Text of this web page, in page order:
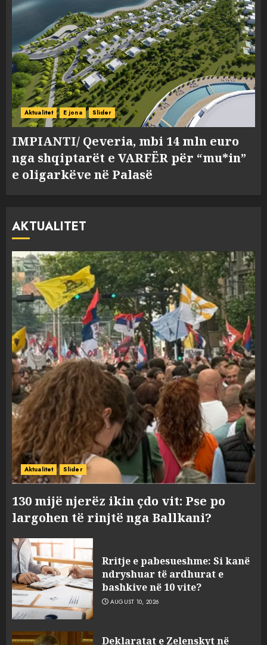
Aktualitet E jona Slider
IMPIANTI/ Qeveria, mbi 14 mln euro
nga shqiptarët e VARFËR për “mu*in”
e oligarkëve në Palasë
AKTUALITET
Aktualitet Slider
130 mijë njerëz ikin çdo vit: Pse po
largohen të rinjtë nga Ballkani?
Rritje e pabesueshme: Si kanë
ndryshuar të ardhurat e
bashkive në 10 vite?
AUGUST 10, 2026
Deklaratat e Zelenskyt në